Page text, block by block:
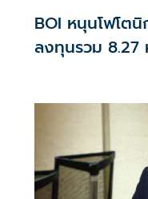
BOI หนุนโฟโต
ลงทุนรวม 8.27